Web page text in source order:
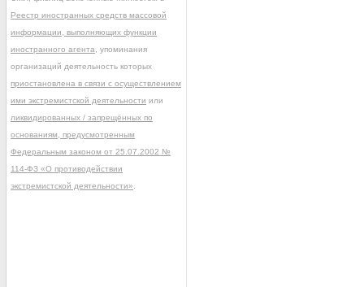
Реестр иностранных средств массовой
информации, выполняющих функции
иностранного агента , упоминания
организаций деятельность которых
приостановлена в связи с осуществлением
ими экстремистской деятельности или
ликвидированных / запрещённых по
основаниям, предусмотренным
Федеральным законом от 25.07.2002 №
114-ФЗ «О противодействии
экстремистской деятельности»